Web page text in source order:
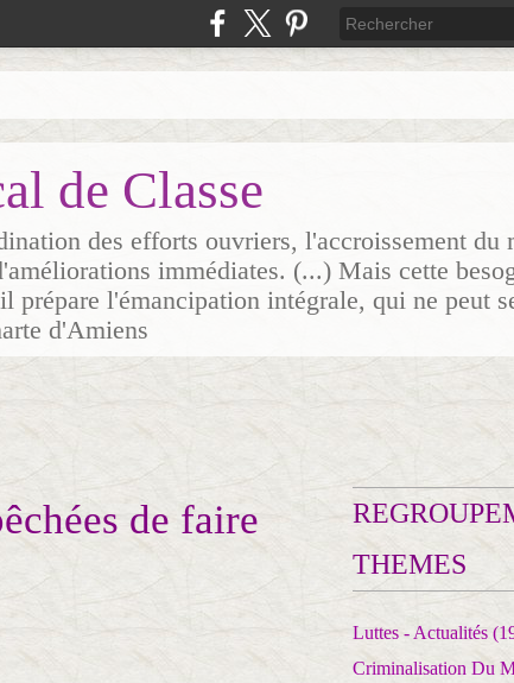
de Classe
des efforts ouvriers, l'accroissement du
immédiates. (...) Mais cette
l'émancipation intégrale, qui ne peut
d'Amiens
de faire
THEMES
Luttes - Actualités
Criminalisation Du